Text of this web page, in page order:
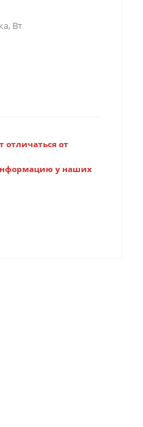
Вт
отличаться от
у наших